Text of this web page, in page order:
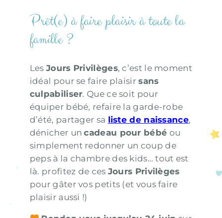
Prêt(e) à faire plaisir à toute la
famille ?
LesJours Privilèges, c’est le moment
idéal pour se faire plaisirsans
culpabiliser. Que ce soit pour
équiper bébé, refaire la garde-robe
d’été, partager sa liste de naissance,
dénicher uncadeau pour bébé ou
simplement redonner un coup de
peps à la chambre des kids… tout est
là. profitez de ces Jours Privilèges
pour gâter vos petits (et vous faire
plaisir aussi !)